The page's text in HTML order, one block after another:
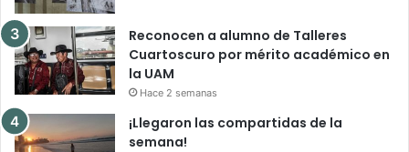
Reconocen a alumno de Talleres
Cuartoscuro por mérito académico en
la UAM
Hace 2 semanas
¡Llegaron las compartidas de la
semana!